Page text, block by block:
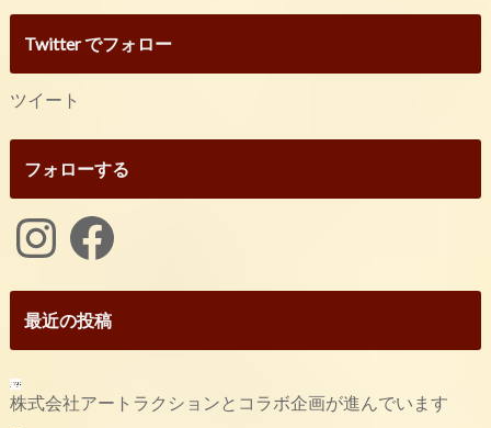
Twitter でフォロー
ツイート
フォローする
InstagramFacebook
最近の投稿
株式会社アートラクションとコラボ企画が進んでいます